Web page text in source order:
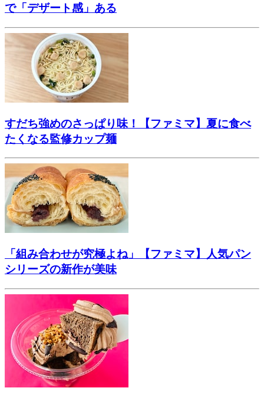
で「デザート感」ある
すだち強めのさっぱり味！【ファミマ】夏に食べ
たくなる監修カップ麺
「組み合わせが究極よね」【ファミマ】人気パン
シリーズの新作が美味